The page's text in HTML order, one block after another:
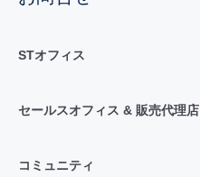
STオフィス
セールスオフィス & 販売代理店
コミュニティ